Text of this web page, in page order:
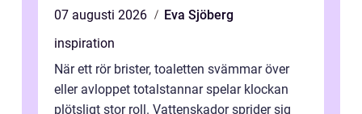
07 augusti 2026
Eva Sjöberg
inspiration
När ett rör brister, toaletten svämmar över
eller avloppet totalstannar spelar klockan
plötsligt stor roll. Vattenskador sprider sig